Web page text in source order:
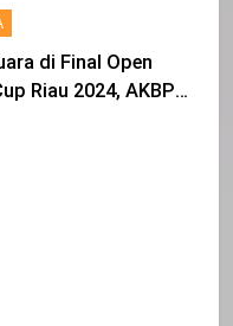
di Final Open
Riau 2024, AKBP